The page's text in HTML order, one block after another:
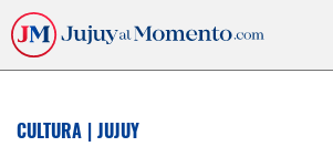
CULTURA | JUJUY